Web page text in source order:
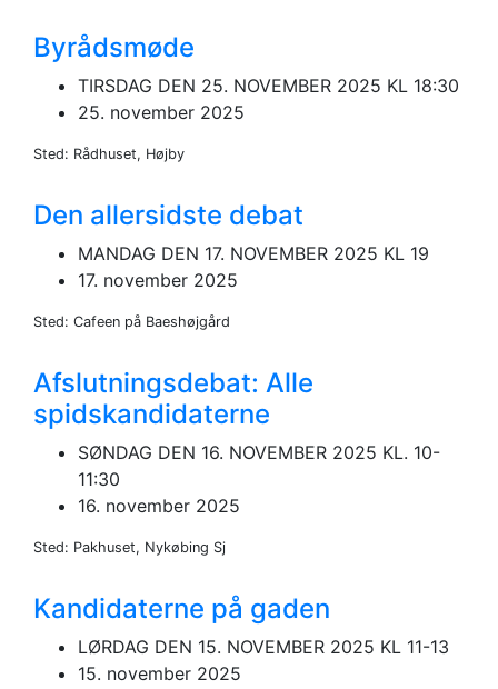
Byrådsmøde
TIRSDAG DEN 25. NOVEMBER 2025 KL 18:30
25. november 2025
Sted: Rådhuset, Højby
Den allersidste debat
MANDAG DEN 17. NOVEMBER 2025 KL 19
17. november 2025
Sted: Cafeen på Baeshøjgård
Afslutningsdebat: Alle
spidskandidaterne
SØNDAG DEN 16. NOVEMBER 2025 KL. 10-
11:30
16. november 2025
Sted: Pakhuset, Nykøbing Sj
Kandidaterne på gaden
LØRDAG DEN 15. NOVEMBER 2025 KL 11-13
15. november 2025